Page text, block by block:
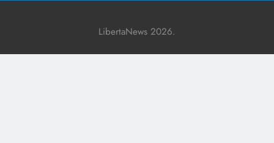
LibertaNews 2026.